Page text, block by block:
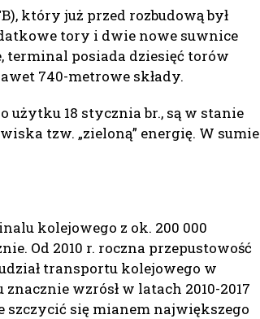
który już przed rozbudową był
tory i dwie nowe suwnice
terminal posiada dziesięć torów
740-metrowe składy.
użytku 18 stycznia br., są w stanie
tzw. „zieloną” energię. W sumie
kolejowego z ok. 200 000
Od 2010 r. roczna przepustowość
transportu kolejowego w
wzrósł w latach 2010-2017
szczycić się mianem największego